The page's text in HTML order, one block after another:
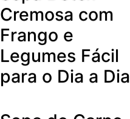
Cremosa com
Frango e
Legumes Fácil
para o Dia a Dia